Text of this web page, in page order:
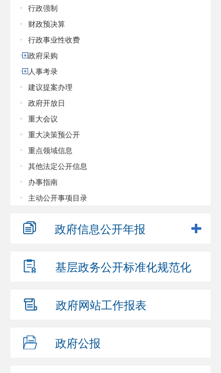
行政强制
财政预决算
行政事业性收费
政府采购
人事考录
建议提案办理
政府开放日
重大会议
重大决策预公开
重点领域信息
其他法定公开信息
办事指南
主动公开事项目录
政府信息公开年报
基层政务公开标准化规范化
政府网站工作报表
政府公报